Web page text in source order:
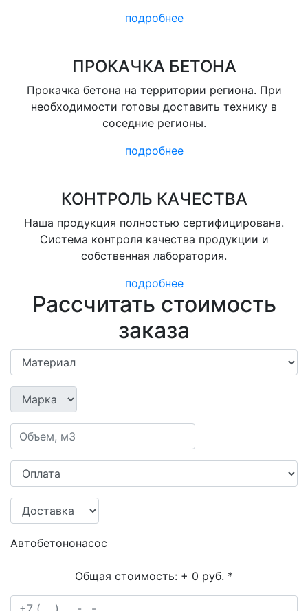
подробнее
ПРОКАЧКА БЕТОНА
Прокачка бетона на территории региона. При
необходимости готовы доставить технику в
соседние регионы.
подробнее
КОНТРОЛЬ КАЧЕСТВА
Наша продукция полностью сертифицирована.
Система контроля качества продукции и
собственная лаборатория.
подробнее
Рассчитать стоимость
заказа
Автобетононасос
Общая стоимость: + 0 руб. *